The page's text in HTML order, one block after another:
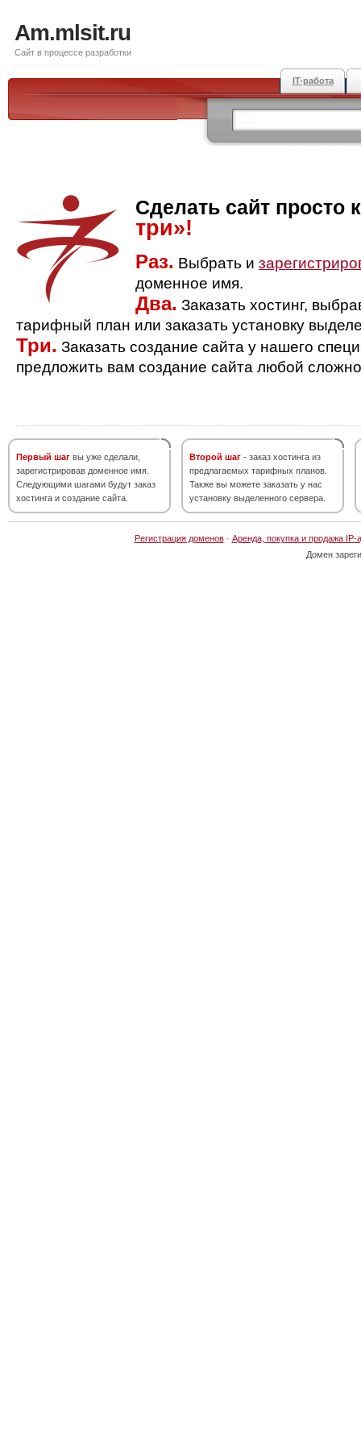
Am.mlsit.ru
Сайт в процессе разработки
IT-работа
Сделать сайт просто
три»!
Раз. Выбрать и
доменное имя.
Два. Заказать хостинг,
тарифный план или заказать установку
Три. Заказать создание сайта у нашего
предложить вам создание сайта любой
Первый шаг вы уже сделали,
зарегистрировав доменное имя.
Следующими шагами будут заказ
хостинга и создание сайта.
Второй шаг - заказ хостинга из
предлагаемых тарифных планов.
Также вы можете заказать у нас
установку выделенного сервера.
Регистрация доменов· Аренда, покупка и продажа IP-
Домен